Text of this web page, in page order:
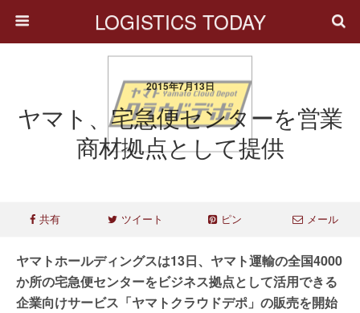
LOGISTICS TODAY
2015年7月13日
ヤマト、宅急便センターを営業
商材拠点として提供
共有 ツイート ピン メール
ヤマトホールディングスは13日、ヤマト運輸の全国4000
か所の宅急便センターをビジネス拠点として活用できる
企業向けサービス「ヤマトクラウドデポ」の販売を開始